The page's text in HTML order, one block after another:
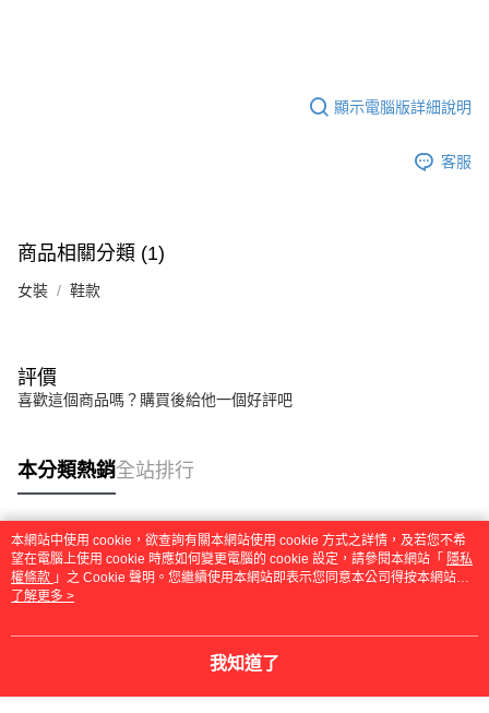
顯示電腦版詳細說明
客服
商品相關分類 (1)
女裝 鞋款
評價
喜歡這個商品嗎？購買後給他一個好評吧
本分類熱銷全站排行
熱門標籤
本網站中使用 cookie，欲查詢有關本網站使用 cookie 方式之詳情，及若您不希
望在電腦上使用 cookie 時應如何變更電腦的 cookie 設定，請參閱本網站「 隱私
權條款 」之 Cookie 聲明。您繼續使用本網站即表示您同意本公司得按本網站使
用條款之 Cookie 聲明使用 cookie。
了解更多 >
我知道了